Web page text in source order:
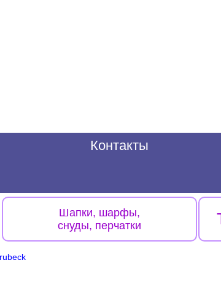
Контакты
Шапки, шарфы,
снуды, перчатки